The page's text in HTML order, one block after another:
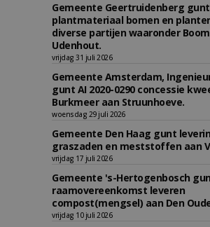
Gemeente Geertruidenberg
plantmateriaal bomen en
diverse partijen waaronder
Udenhout.
vrijdag 31 juli 2026
Gemeente Amsterdam,
gunt AI 2020-0290 concessie
Burkmeer aan Struunhoeve.
woensdag 29 juli 2026
Gemeente Den Haag gunt
graszaden en meststoffen aan
vrijdag 17 juli 2026
Gemeente 's-Hertogenbosch
raamovereenkomst leveren
compost(mengsel) aan Den
vrijdag 10 juli 2026